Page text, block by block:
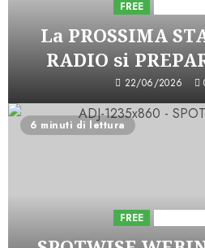
FREE
La PROSSIMA
RADIO si
22/06/2026
6 minuti di lettura
FREE